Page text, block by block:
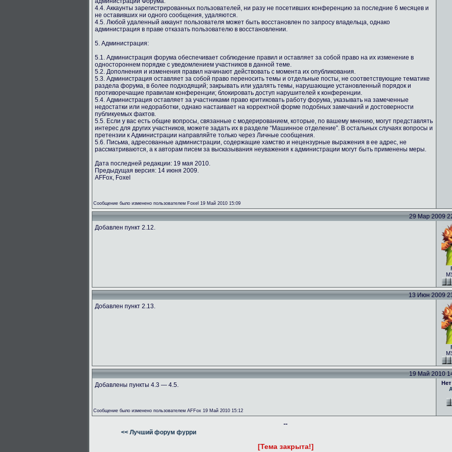
4.4. Аккаунты зарегистрированных пользователей, ни разу не посетивших конференцию за последние 6 месяцев и
не оставивших ни одного сообщения, удаляются.
4.5. Любой удаленный аккаунт пользователя может быть восстановлен по запросу владельца, однако
администрация в праве отказать пользователю в восстановлении.
5. Администрация:
5.1. Администрация форума обеспечивает соблюдение правил и оставляет за собой право на их изменение в
одностороннем порядке с уведомлением участников в данной теме.
5.2. Дополнения и изменения правил начинают действовать с момента их опубликования.
5.3. Администрация оставляет за собой право переносить темы и отдельные посты, не соответствующие тематике
раздела форума, в более подходящий; закрывать или удалять темы, нарушающие установленный порядок и
противоречащие правилам конференции; блокировать доступ нарушителей к конференции.
5.4. Администрация оставляет за участниками право критиковать работу форума, указывать на замеченные
недостатки или недоработки, однако настаивает на корректной форме подобных замечаний и достоверности
публикуемых фактов.
5.5. Если у вас есть общие вопросы, связанные с модерированием, которые, по вашему мнению, могут представлять
интерес для других участников, можете задать их в разделе “Машинное отделение”. В остальных случаях вопросы и
претензии к Администрации направляйте только через Личные сообщения.
5.6. Письма, адресованные администрации, содержащие хамство и нецензурные выражения в ее адрес, не
рассматриваются, а к авторам писем за высказывания неуважения к администрации могут быть применены меры.
Дата последней редакции: 19 мая 2010.
Предыдущая версия: 14 июня 2009.
AFFox, Foxel
Сообщение было изменено пользователем Foxel 19 Май 2010 15:09
29 Мар 2009
Добавлен пункт 2.12.
13 Июн 2009
Добавлен пункт 2.13.
19 Май 2010
Добавлены пункты 4.3 — 4.5.
Сообщение было изменено пользователем AFFox 19 Май 2010 15:12
Нет
--
<< Лучший форум фурри
[Тема закрыта!]